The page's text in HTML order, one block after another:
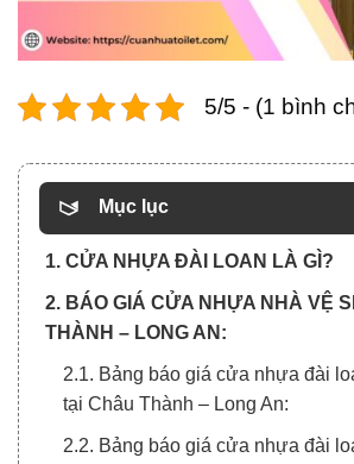
5/5 - (1 bình
Mục lục
1. CỬA NHỰA ĐÀI LOAN LÀ GÌ?
2. BÁO GIÁ CỬA NHỰA NHÀ VỆ
THÀNH – LONG AN:
2.1. Bảng báo giá cửa nhựa đài
tại Châu Thành – Long An:
2.2. Bảng báo giá cửa nhựa đài